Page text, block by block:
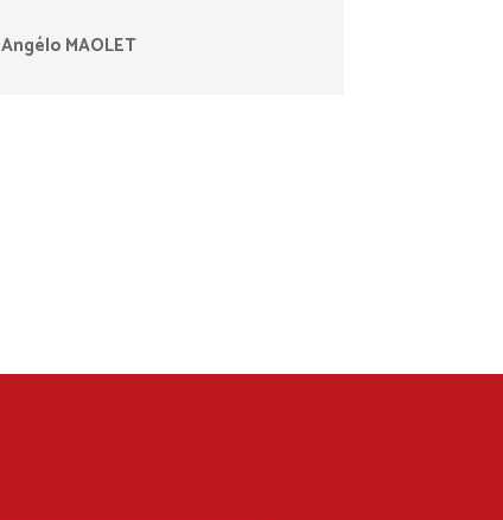
Angélo MAOLET